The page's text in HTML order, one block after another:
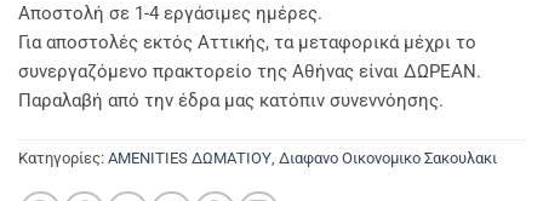
Αποστολή σε 1-4 εργάσιμες ημέρες.
Για αποστολές εκτός Αττικής, τα μεταφορικά μέχρι το
συνεργαζόμενο πρακτορείο της Αθήνας είναι ΔΩΡΕΑΝ.
Παραλαβή από την έδρα μας κατόπιν συνεννόησης.
Κατηγορίες: AMENITIES ΔΩΜΑΤΙΟΥ Διαφανο Οικονομικο Σακουλακι